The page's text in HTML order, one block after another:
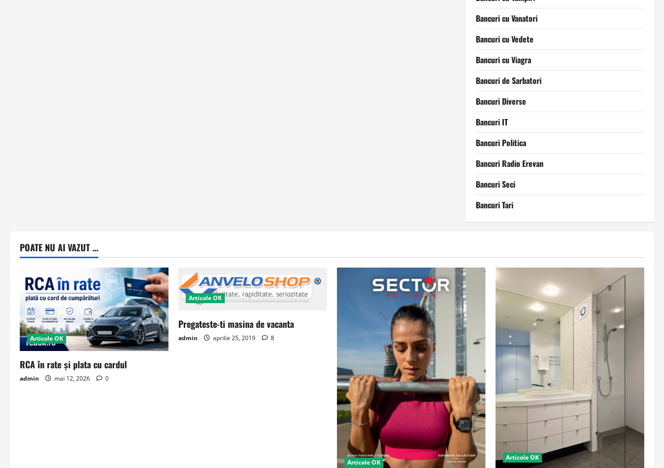
Bancuri cu Vanatori
Bancuri cu Vedete
Bancuri cu Viagra
Bancuri de Sarbatori
Bancuri Diverse
Bancuri IT
Bancuri Politica
Bancuri Radio Erevan
Bancuri Seci
Bancuri Tari
POATE NU AI VAZUT ...
Articole OK
RCA în rate și plata cu cardul
admin mai 12, 2026 0
Articole OK
Pregateste-ti masina de vacanta
admin aprilie 25, 2019 8
Articole OK
Articole OK